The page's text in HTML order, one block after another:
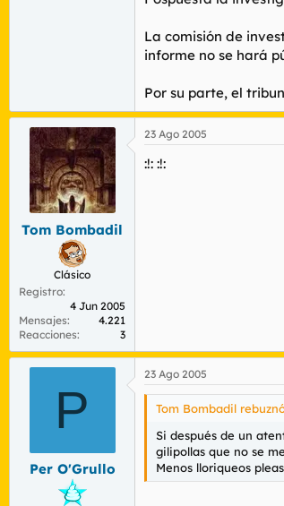
La comisión de
informe no se hará
Por su parte, el
Tom Bombadil
Clásico
Registro
4 Jun 2005
Mensajes
4.221
Reacciones
3
23 Ago 2005
:!: :!:
P
Per O'Grullo
23 Ago 2005
Tom Bombadil
Si después de un
gilipollas que no se
Menos lloriqueos